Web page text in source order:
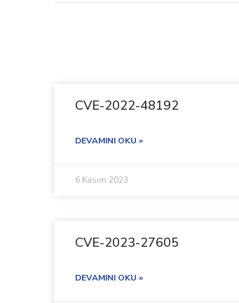
CVE-2022-48192
DEVAMINI OKU »
6 Kasım 2023
CVE-2023-27605
DEVAMINI OKU »